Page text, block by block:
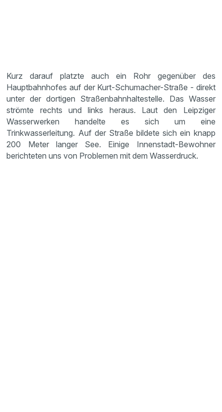
Kurz darauf platzte auch ein Rohr gegenüber des
Hauptbahnhofes auf der Kurt-Schumacher-Straße - direkt
unter der dortigen Straßenbahnhaltestelle. Das Wasser
strömte rechts und links heraus. Laut den Leipziger
Wasserwerken handelte es sich um eine
Trinkwasserleitung. Auf der Straße bildete sich ein knapp
200 Meter langer See. Einige Innenstadt-Bewohner
berichteten uns von Problemen mit dem Wasserdruck.